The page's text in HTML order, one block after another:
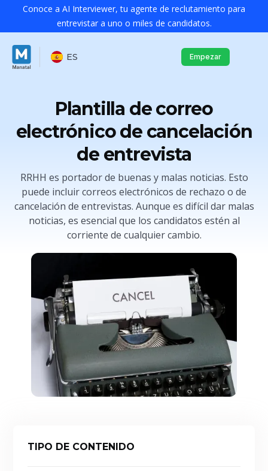
Conoce a AI Interviewer, tu agente de reclutamiento para
entrevistar a uno o miles de candidatos.
ES Empezar
Plantilla de correo
electrónico de cancelación
de entrevista
RRHH es portador de buenas y malas noticias. Esto
puede incluir correos electrónicos de rechazo o de
cancelación de entrevistas. Aunque es difícil dar malas
noticias, es esencial que los candidatos estén al
corriente de cualquier cambio.
TIPO DE CONTENIDO